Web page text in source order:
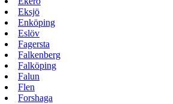
Eksjö
Enköping
Eslöv
Fagersta
Falkenberg
Falköping
Falun
Flen
Forshaga